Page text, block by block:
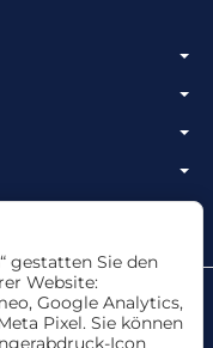
gestatten Sie den
Website:
Google Analytics,
Pixel. Sie können
Icon